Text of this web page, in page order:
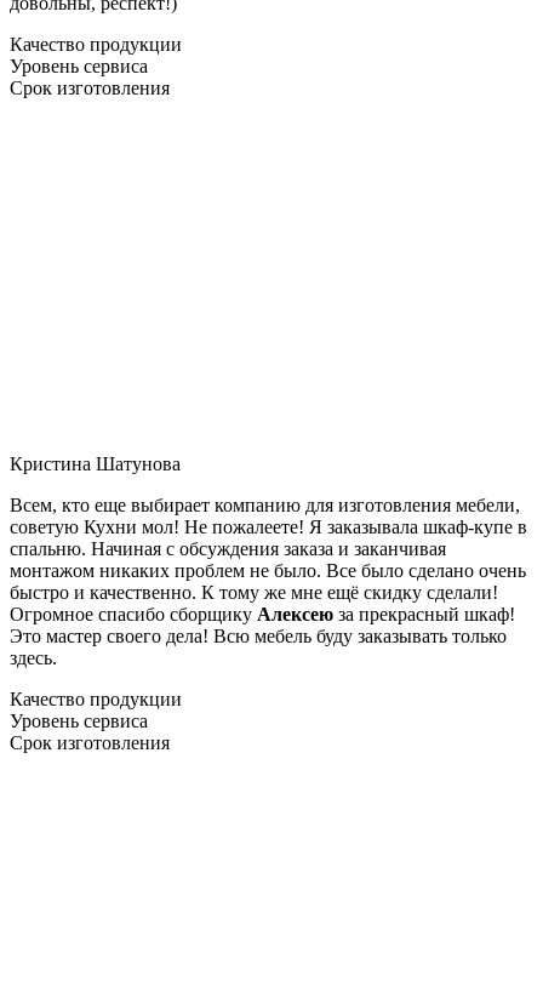
Качество продукции
Уровень сервиса
Срок изготовления
Кристина Шатунова
Всем, кто еще выбирает компанию для изготовления мебели,
советую Кухни мол! Не пожалеете! Я заказывала шкаф-купе в
спальню. Начиная с обсуждения заказа и заканчивая
монтажом никаких проблем не было. Все было сделано очень
быстро и качественно. К тому же мне ещё скидку сделали!
Огромное спасибо сборщику Алексею за прекрасный шкаф!
Это мастер своего дела! Всю мебель буду заказывать только
здесь.
Качество продукции
Уровень сервиса
Срок изготовления